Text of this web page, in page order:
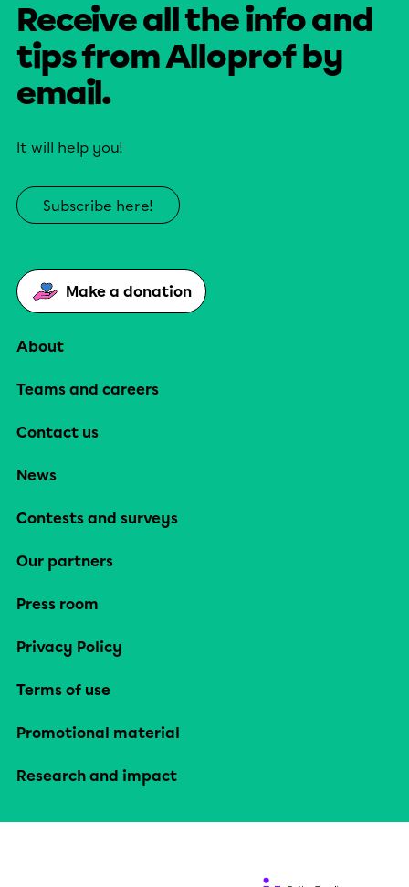
Receive all the info and
tips from Alloprof by
email.
It will help you!
Subscribe here!
Make a donation
About
Teams and careers
Contact us
News
Contests and surveys
Our partners
Press room
Privacy Policy
Terms of use
Promotional material
Research and impact